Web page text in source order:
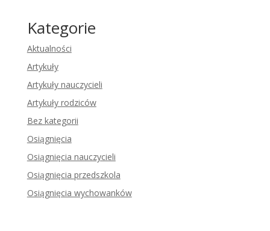
Kategorie
Aktualności
Artykuły
Artykuły nauczycieli
Artykuły rodziców
Bez kategorii
Osiągnięcia
Osiągnięcia nauczycieli
Osiągnięcia przedszkola
Osiągnięcia wychowanków